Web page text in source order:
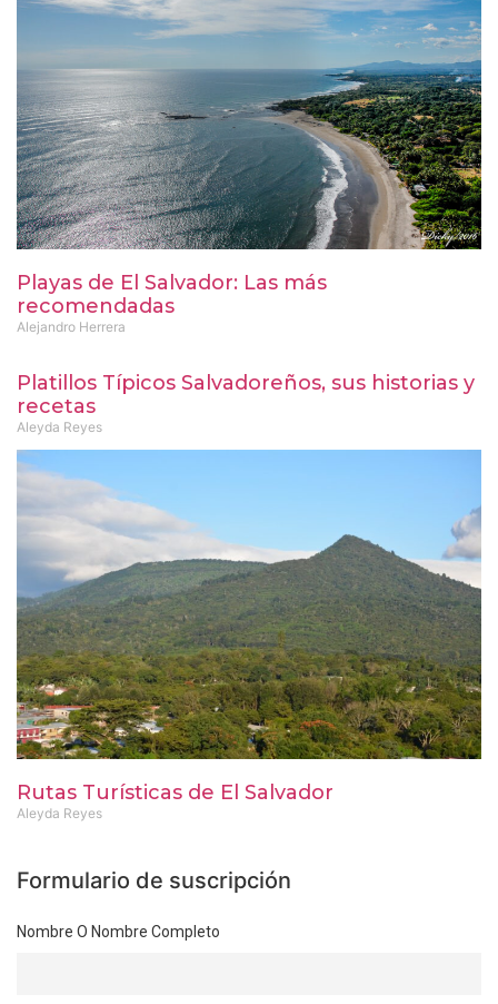
Playas de El Salvador: Las más
recomendadas
Alejandro Herrera
Platillos Típicos Salvadoreños, sus historias y
recetas
Aleyda Reyes
Rutas Turísticas de El Salvador
Aleyda Reyes
Formulario de suscripción
Nombre O Nombre Completo